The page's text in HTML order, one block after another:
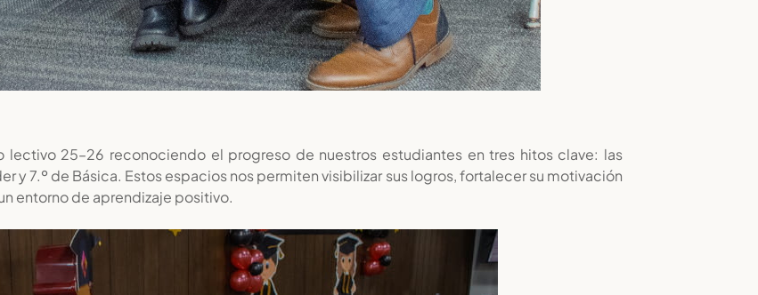
lectivo 25–26 reconociendo el progreso de nuestros estudiantes en tres hitos clave: las
y 7.º de Básica. Estos espacios nos permiten visibilizar sus logros, fortalecer su motivación
entorno de aprendizaje positivo.